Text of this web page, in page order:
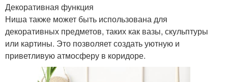
Декоративная функция
Ниша также может быть использована для
декоративных предметов, таких как вазы, скульптуры
или картины. Это позволяет создать уютную и
приветливую атмосферу в коридоре.